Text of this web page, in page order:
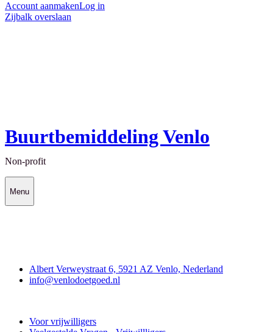
Account aanmakenLog in
Zijbalk overslaan
Buurtbemiddeling Venlo
Non-profit
Menu
Albert Verweystraat 6, 5921 AZ Venlo, Nederland
info@venlodoetgoed.nl
Voor vrijwilligers